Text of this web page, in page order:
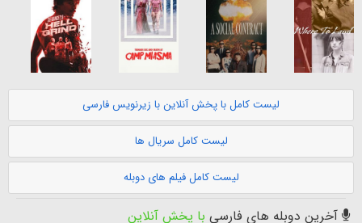
لیست کامل با پخش آنلاین با زیرنویس فارسی
لیست کامل سریال ها
لیست کامل فیلم های دوبله
آخرین دوبله های فارسی با پخش آنلاین